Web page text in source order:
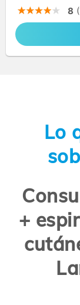
8
Lo
+